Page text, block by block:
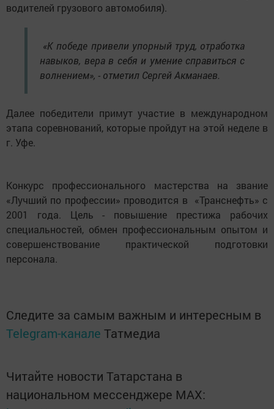
водителей грузового автомобиля).
«К победе привели упорный труд, отработка
навыков, вера в себя и умение справиться с
волнением», - отметил Сергей Акманаев.
Далее победители примут участие в международном
этапа соревнований, которые пройдут на этой неделе в
г. Уфе.
Конкурс профессионального мастерства на звание
«Лучший по профессии» проводится в «Транснефть» с
2001 года. Цель - повышение престижа рабочих
специальностей, обмен профессиональным опытом и
совершенствование практической подготовки
персонала.
Следите за самым важным и интересным в
Telegram-канале Татмедиа
Читайте новости Татарстана в
национальном мессенджере MАХ: